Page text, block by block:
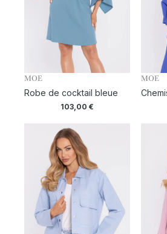
MOE
Robe de cocktail bleue
103,00€
MOE